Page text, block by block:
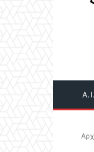
A.I.